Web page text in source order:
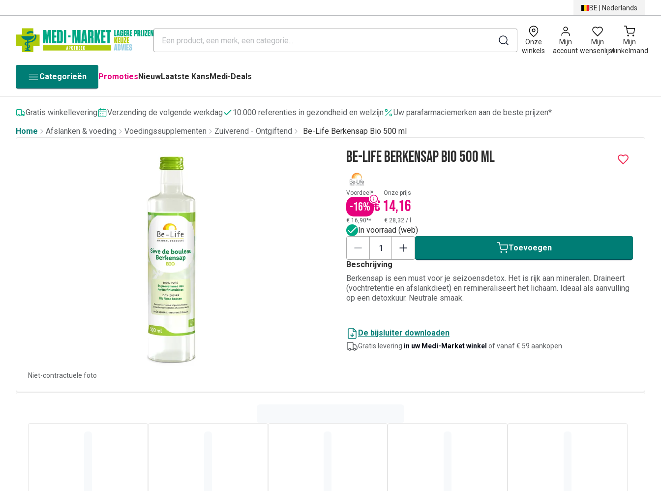
BE | Nederlands
Onze
winkels
Mijn
account
Mijn
wensenlijst
Mijn
winkelmand
0
Categorieën PromotiesNieuwLaatste KansMedi-Deals
Gratis winkellevering Verzending de volgende werkdag 10.000 referenties in gezondheid en welzijn
Uw parafarmaciemerken aan de beste prijzen*
Home
Afslanken & voeding Voedingssupplementen Zuiverend - Ontgiftend Be-Life Berkensap Bio 500 ml
Niet-contractuele foto
Be-Life Berkensap Bio 500 ml
Voordeel*
-16%
Onze prijs
€ 14,16
€ 16,90** € 28,32 /
In voorraad (web)
Toevoegen
Beschrijving
Berkensap is een must voor je seizoensdetox. Het is rijk aan mineralen. Draineert
(vochtretentie en afslankdieet) en remineraliseert het lichaam. Ideaal als aanvulling
op een detoxkuur. Neutrale smaak.
De bijsluiter downloaden
Gratis levering in uw Medi-Market winkel of vanaf € 59 aankopen